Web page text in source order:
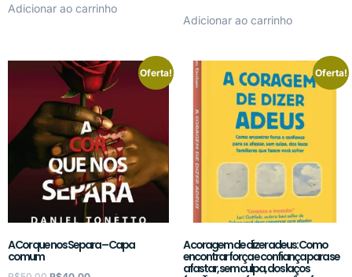
Adicionar ao carrinho
Adicionar ao carrinho
Oferta!
A Cor que nos Separa – Capa
comum
Oferta!
A coragem de dizer adeus: Como
encontrar força e confiança para se
afastar, sem culpa, dos laços